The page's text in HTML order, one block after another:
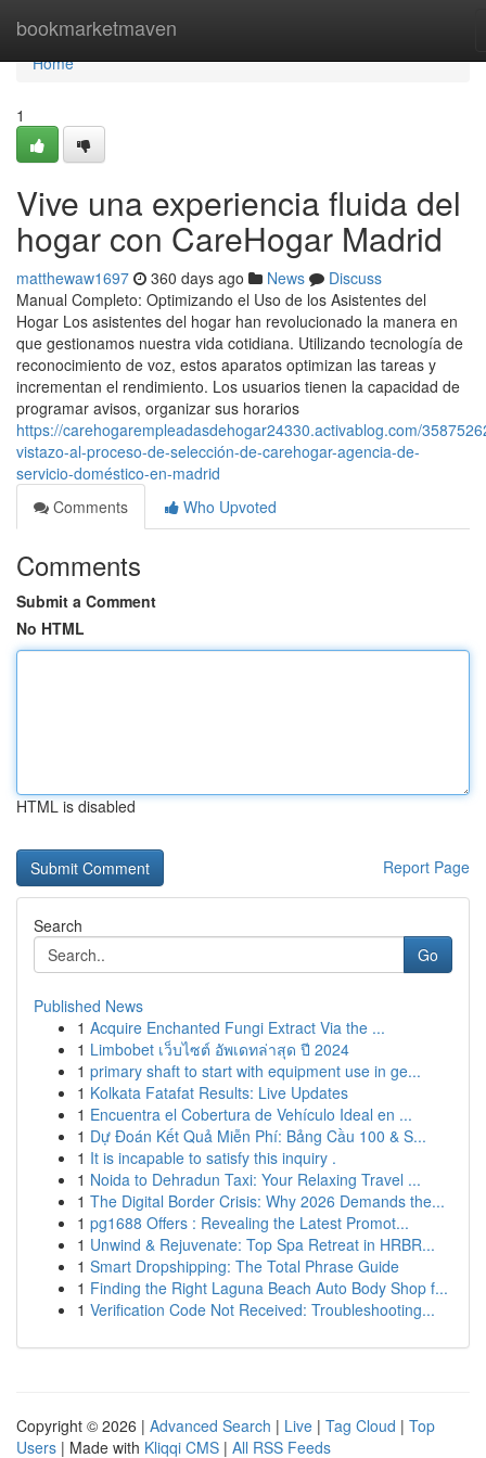
bookmarketmaven
Home
Home
1
Vive una experiencia fluida del
hogar con CareHogar Madrid
matthewaw1697 360 days ago News
Discuss
Manual Completo: Optimizando el Uso de los Asistentes del
Hogar Los asistentes del hogar han revolucionado la manera en
que gestionamos nuestra vida cotidiana. Utilizando tecnología de
reconocimiento de voz, estos aparatos optimizan las tareas y
incrementan el rendimiento. Los usuarios tienen la capacidad de
programar avisos, organizar sus horarios
https://carehogarempleadasdehogar24330.activablog.com/
vistazo-al-proceso-de-selección-de-carehogar-agencia-de-
servicio-doméstico-en-madrid
Comments
Who Upvoted
Comments
Submit a Comment
No HTML
HTML is disabled
Report Page
Search
Go
Published News
1 Acquire Enchanted Fungi Extract Via the ...
1 Limbobet เว็บไซต์ อัพเดทล่าสุด ปี 2024
1 primary shaft to start with equipment use in ge...
1 Kolkata Fatafat Results: Live Updates
1 Encuentra el Cobertura de Vehículo Ideal en ...
1 Dự Đoán Kết Quả Miễn Phí: Bảng Cầu 100 & S...
1 It is incapable to satisfy this inquiry .
1 Noida to Dehradun Taxi: Your Relaxing Travel ...
1 The Digital Border Crisis: Why 2026 Demands the...
1 pg1688 Offers : Revealing the Latest Promot...
1 Unwind & Rejuvenate: Top Spa Retreat in HRBR...
1 Smart Dropshipping: The Total Phrase Guide
1 Finding the Right Laguna Beach Auto Body Shop f...
1 Verification Code Not Received: Troubleshooting...
Copyright © 2026 | Advanced Search | Live | Tag Cloud | Top
Users | Made with Kliqqi CMS | All RSS Feeds